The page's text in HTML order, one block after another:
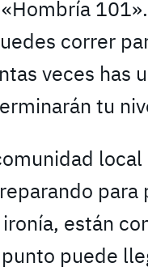
correr
veces has
tu
están
puede